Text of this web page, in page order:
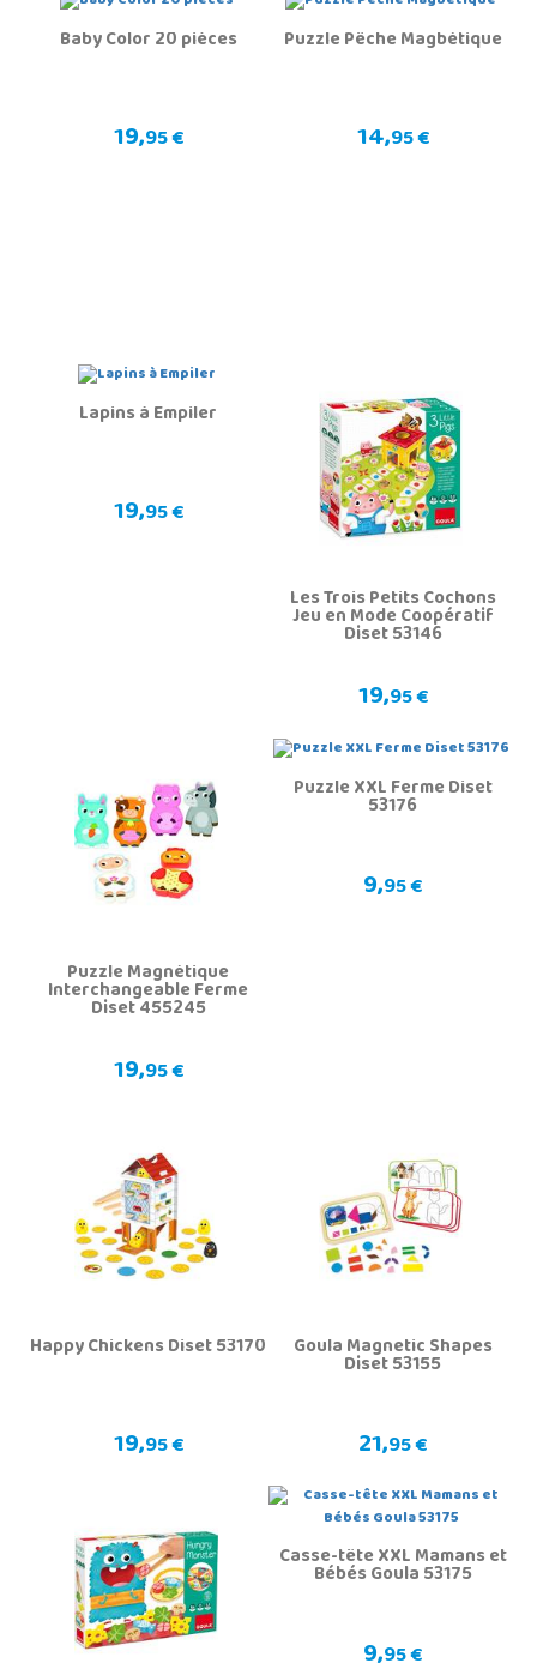
Baby Color 20 pièces
19,95 €
Puzzle Pêche Magbétique
14,95 €
Lapins à Empiler
19,95 €
Les Trois Petits Cochons
Jeu en Mode Coopératif
Diset 53146
19,95 €
Puzzle Magnétique
Interchangeable Ferme
Diset 455245
19,95 €
Puzzle XXL Ferme Diset
53176
9,95 €
Happy Chickens Diset 53170
19,95 €
Goula Magnetic Shapes
Diset 53155
21,95 €
Casse-tête XXL Mamans et
Bébés Goula 53175
9,95 €